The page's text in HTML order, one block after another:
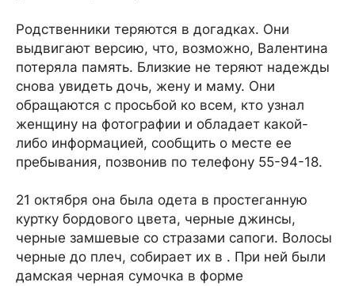
Родственники теряются в догадках. Они
выдвигают версию, что, возможно, Валентина
потеряла память. Близкие не теряют надежды
снова увидеть дочь, жену и маму. Они
обращаются с просьбой ко всем, кто узнал
женщину на фотографии и обладает какой-
либо информацией, сообщить о месте ее
пребывания, позвонив по телефону 55-94-18.
21 октября она была одета в простеганную
куртку бордового цвета, черные джинсы,
черные замшевые со стразами сапоги. Волосы
черные до плеч, собирает их в . При ней были
дамская черная сумочка в форме